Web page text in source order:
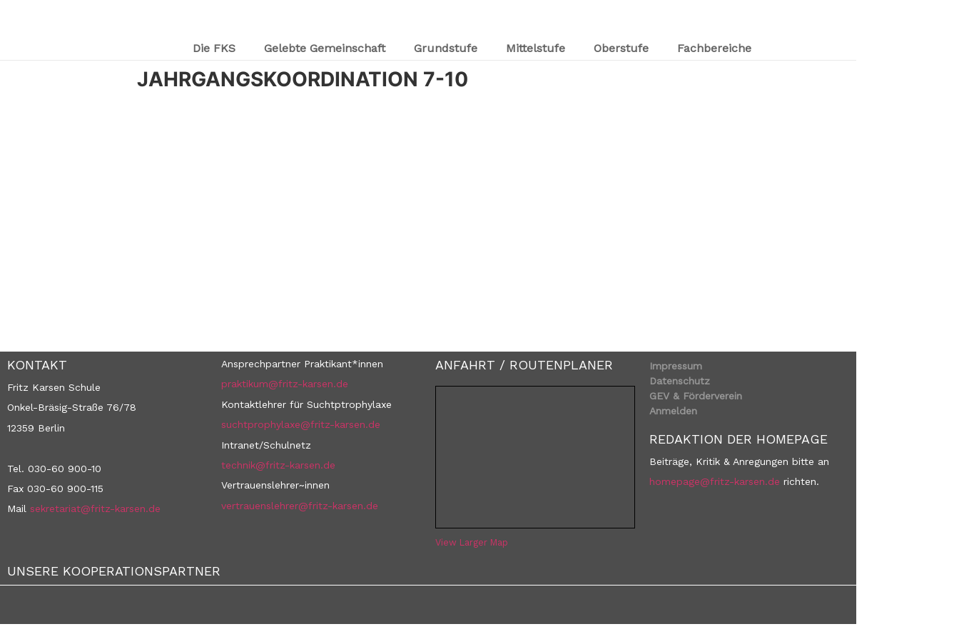
Die FKS Gelebte Gemeinschaft Grundstufe Mittelstufe Oberstufe Fachbereiche
JAHRGANGSKOORDINATION 7-10
KONTAKT
Fritz Karsen Schule
Onkel-Bräsig-Straße 76/78
12359 Berlin
Tel. 030-60 900-10
Fax 030-60 900-115
Mail sekretariat@fritz-karsen.de
Ansprechpartner Praktikant*innen
praktikum@fritz-karsen.de
Kontaktlehrer für Suchtptrophylaxe
suchtprophylaxe@fritz-karsen.de
Intranet/Schulnetz
technik@fritz-karsen.de
Vertrauenslehrer~innen
vertrauenslehrer@fritz-karsen.de
ANFAHRT / ROUTENPLANER
View Larger Map
Impressum
Datenschutz
GEV & Förderverein
Anmelden
REDAKTION DER HOMEPAGE
Beiträge, Kritik & Anregungen bitte an
homepage@fritz-karsen.de richten.
UNSERE KOOPERATIONSPARTNER